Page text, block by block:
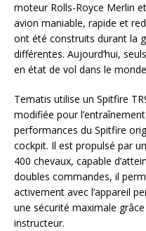
moteur Rolls-Royce Merlin
avion maniable, rapide et
ont été construits durant la
différentes. Aujourd’hui,
en état de vol dans le
Tematis utilise un Spitfire
modifiée pour
performances du Spitfire
cockpit. Il est propulsé par
400 chevaux, capable
doubles commandes, il
activement avec l’appareil
une sécurité maximale
instructeur.